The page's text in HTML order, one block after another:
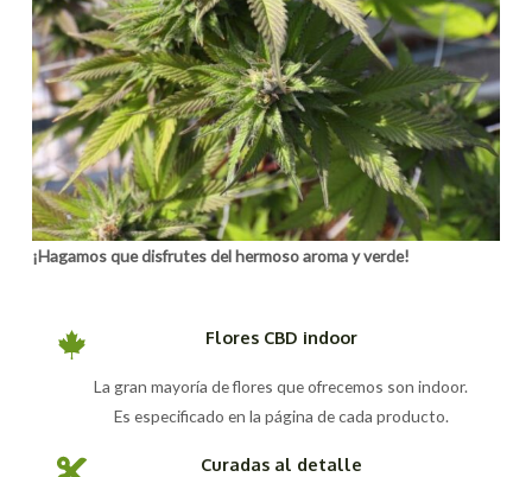
¡Hagamos que disfrutes del hermoso aroma y verde!
Flores CBD indoor
La gran mayoría de flores que ofrecemos son indoor.
Es especificado en la página de cada producto.
Curadas al detalle